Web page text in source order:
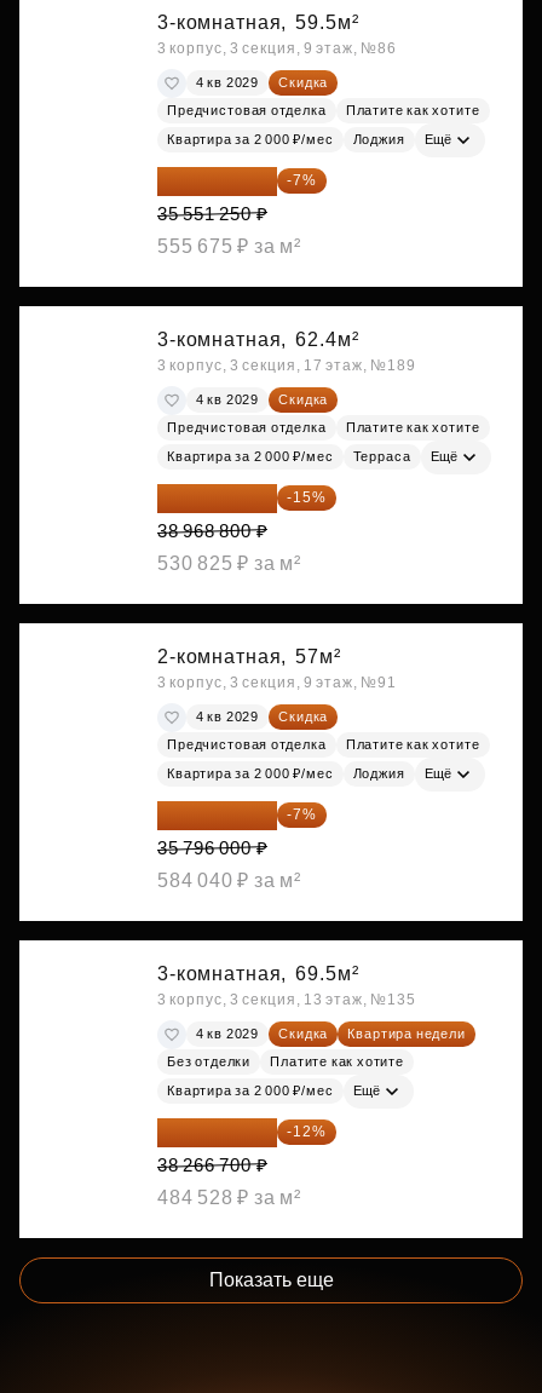
3-комнатная, 59.5м²
3 корпус, 3 секция, 9 этаж, №86
4 кв 2029
Скидка
Предчистовая отделка
Платите как хотите
Квартира за 2 000 ₽/мес Лоджия Ещё
33 062 663 ₽ -7%
35 551 250 ₽
555 675 ₽ за м²
3-комнатная, 62.4м²
3 корпус, 3 секция, 17 этаж, №189
4 кв 2029
Скидка
Предчистовая отделка
Платите как хотите
Квартира за 2 000 ₽/мес Терраса Ещё
33 123 480 ₽ -15%
38 968 800 ₽
530 825 ₽ за м²
2-комнатная, 57м²
3 корпус, 3 секция, 9 этаж, №91
4 кв 2029
Скидка
Предчистовая отделка
Платите как хотите
Квартира за 2 000 ₽/мес Лоджия Ещё
33 290 280 ₽ -7%
35 796 000 ₽
584 040 ₽ за м²
3-комнатная, 69.5м²
3 корпус, 3 секция, 13 этаж, №135
4 кв 2029 Скидка
Квартира недели
Без отделки
Платите как хотите
Квартира за 2 000 ₽/мес Ещё
33 674 696 ₽ -12%
38 266 700 ₽
484 528 ₽ за м²
Показать еще